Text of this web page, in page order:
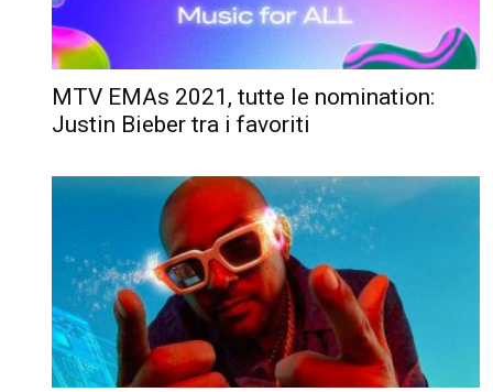
MTV EMAs 2021, tutte le nomination:
Justin Bieber tra i favoriti